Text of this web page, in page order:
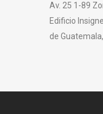
Av. 25 1-89
Edificio
de